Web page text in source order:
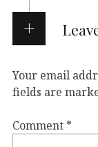
Your email
fields are
Comment *